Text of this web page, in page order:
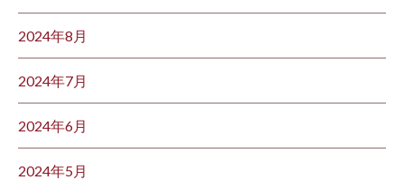
2024年8月
2024年7月
2024年6月
2024年5月